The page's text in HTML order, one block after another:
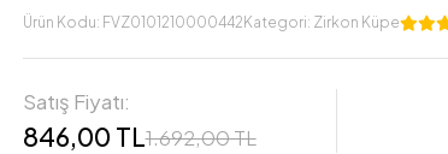
Ürün Kodu: FVZ0101210000442 Kategori: Zirkon Küpe
Satış Fiyatı:
846,00 TL1.692,00 TL